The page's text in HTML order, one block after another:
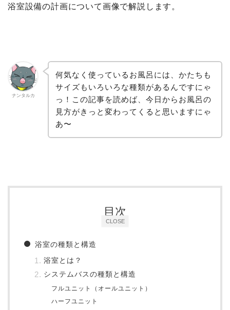
浴室設備の計画について画像で解説します。
ナンタルカ
何気なく使っているお風呂には、かたちも
サイズもいろいろな種類があるんですにゃ
っ！この記事を読めば、今日からお風呂の
見方がきっと変わってくると思いますにゃ
あ〜
CLOSE
目次
浴室の種類と構造
浴室とは？
システムバスの種類と構造
フルユニット（オールユニット）
ハーフユニット